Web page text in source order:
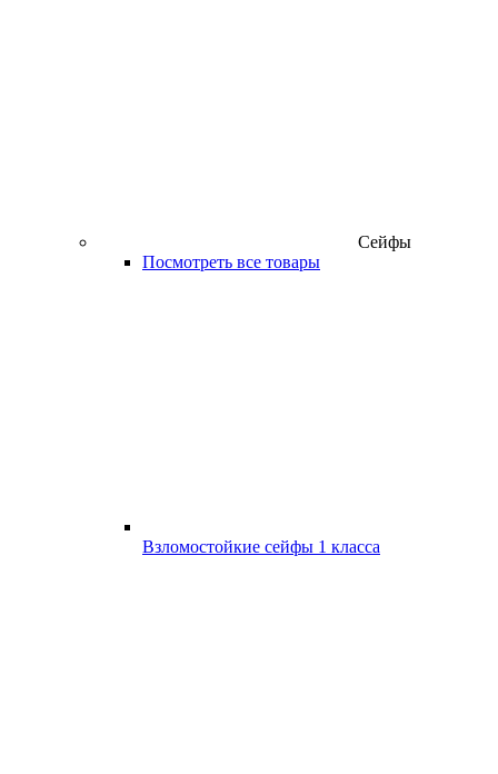
Сейфы
Посмотреть все товары
Взломостойкие сейфы 1 класса